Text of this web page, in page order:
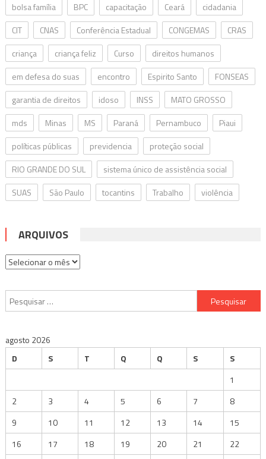
bolsa família
BPC capacitação Ceará
cidadania
CIT
CNAS Conferência Estadual CONGEMAS
CRAS
criança
criança feliz Curso
direitos humanos
em defesa do suas
encontro Espirito Santo
FONSEAS
garantia de direitos
idoso INSS
MATO GROSSO
mds
Minas MS Paraná Pernambuco
Piaui
políticas públicas
previdencia
proteção social
RIO GRANDE DO SUL
sistema único de assistência social
SUAS
São Paulo tocantins Trabalho violência
ARQUIVOS
Arquivos
Pesquisar
por:
agosto 2026
D
S T Q Q S
S
1
2
3 4 5 6 7
8
9
10 11 12 13 14
15
16
17 18 19 20 21 22